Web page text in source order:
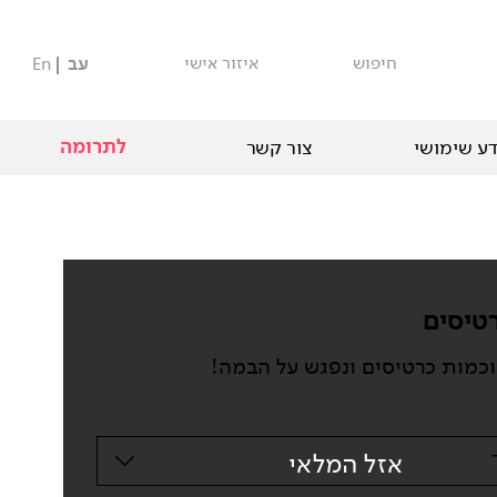
חיפוש איזור אישי עב En
שימושי צור קשר לתרומה
אזל המלאי
כרטיסים ונפגש על הבמה!